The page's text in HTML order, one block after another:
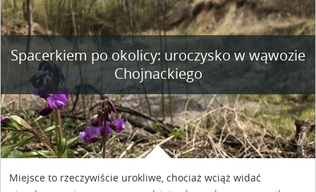
Spacerkiem po okolicy: uroczysko w wąwozie
Chojnackiego
Miejsce to rzeczywiście urokliwe, chociaż wciąż widać